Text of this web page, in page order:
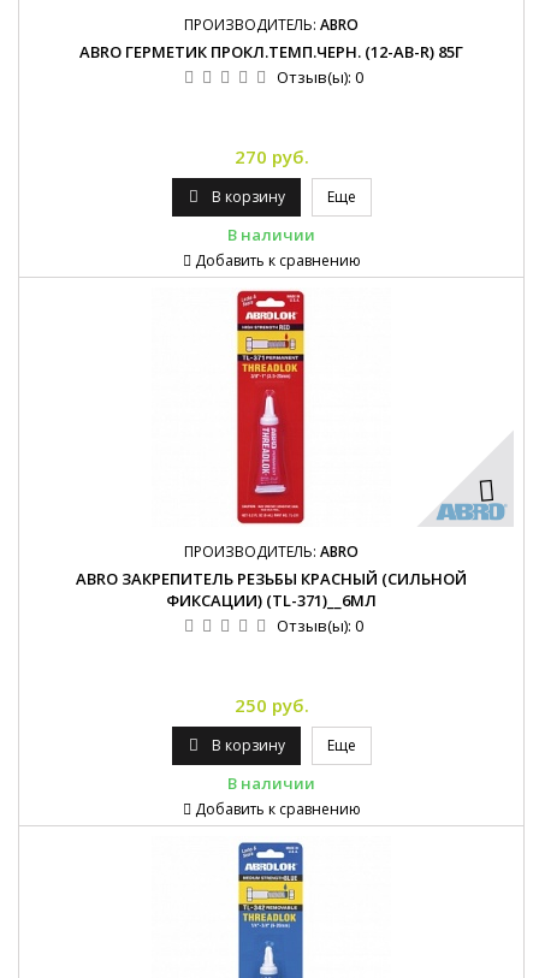
ПРОИЗВОДИТЕЛЬ: ABRO
ABRO ГЕРМЕТИК ПРОКЛ.ТЕМП.ЧЕРН. (12-AB-R) 85Г
Отзыв(ы): 0
270 руб.
В корзину Еще
В наличии
Добавить к сравнению
ПРОИЗВОДИТЕЛЬ: ABRO
ABRO ЗАКРЕПИТЕЛЬ РЕЗЬБЫ КРАСНЫЙ (СИЛЬНОЙ
ФИКСАЦИИ) (TL-371)__6МЛ
Отзыв(ы): 0
250 руб.
В корзину Еще
В наличии
Добавить к сравнению